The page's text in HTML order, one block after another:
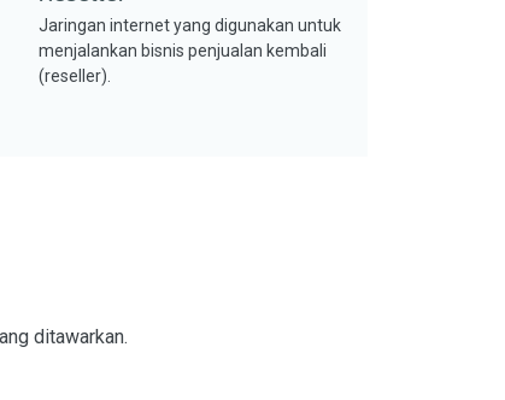
Jaringan internet yang digunakan untuk
menjalankan bisnis penjualan kembali
(reseller).
ditawarkan.